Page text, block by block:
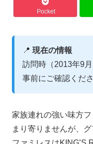
Pocket
📍 現在の情報
訪問時（2013年9
事前にご確認くださ
家族連れの強い味方
まり寄りませんが、